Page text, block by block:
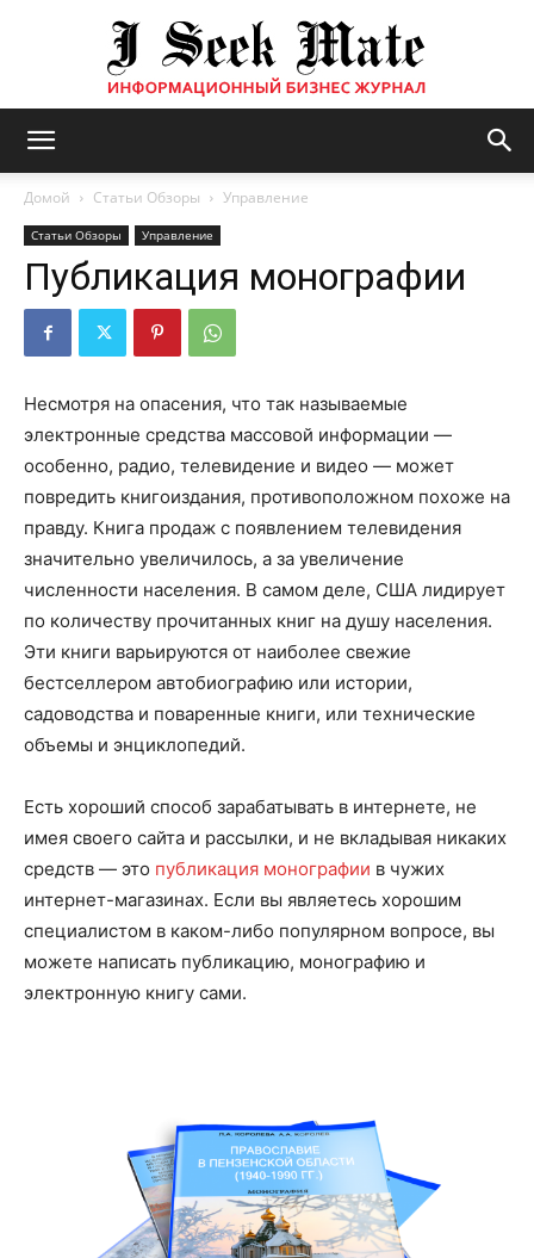
журнал
Домой Статьи Обзоры Управление
Статьи Обзоры Управление
Публикация монографии
Несмотря на опасения, что так называемые
электронные средства массовой информации —
особенно, радио, телевидение и видео — может
повредить книгоиздания, противоположном похоже на
правду. Книга продаж с появлением телевидения
значительно увеличилось, а за увеличение
численности населения. В самом деле, США лидирует
по количеству прочитанных книг на душу населения.
Эти книги варьируются от наиболее свежие
бестселлером автобиографию или истории,
садоводства и поваренные книги, или технические
объемы и энциклопедий.
Есть хороший способ зарабатывать в интернете, не
имея своего сайта и рассылки, и не вкладывая никаких
средств — это публикация монографии в чужих
интернет-магазинах. Если вы являетесь хорошим
специалистом в каком-либо популярном вопросе, вы
можете написать публикацию, монографию и
электронную книгу сами.